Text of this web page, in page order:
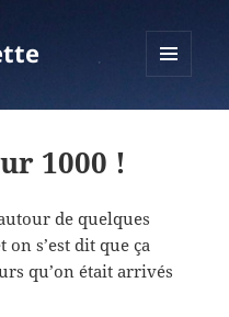
1000 !
de quelques
on s’est dit que ça
qu’on était arrivés